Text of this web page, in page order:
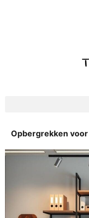
Opbergrekken